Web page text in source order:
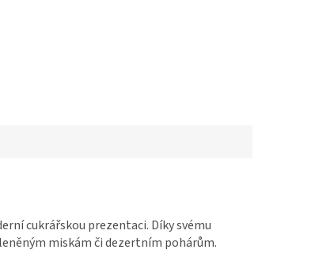
cukrářskou prezentaci. Díky svému
miskám či dezertním pohárům.